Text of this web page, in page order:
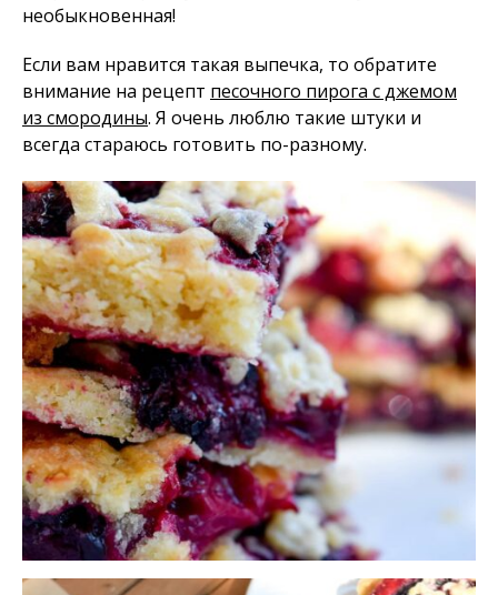
необыкновенная!
Если вам нравится такая выпечка, то обратите
внимание на рецепт песочного пирога с джемом
из смородины. Я очень люблю такие штуки и
всегда стараюсь готовить по-разному.